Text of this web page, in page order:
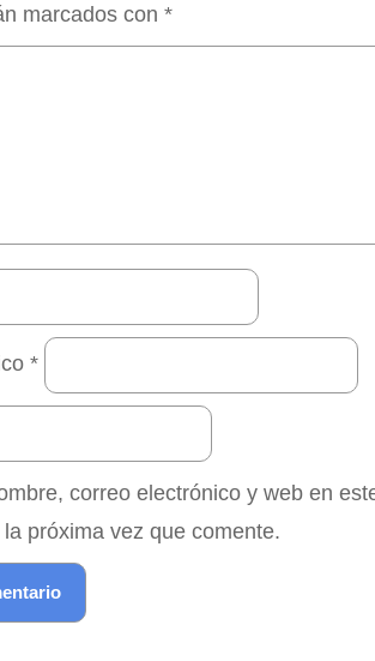
marcados con *
*
correo electrónico y web en
próxima vez que comente.